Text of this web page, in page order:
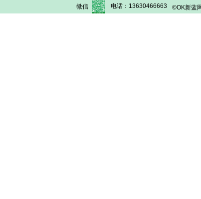
微信 电话：13630466663 ©OK新蓝